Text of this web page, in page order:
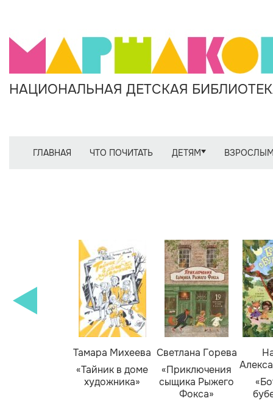
НАЦИОНАЛЬНАЯ ДЕТСКАЯ
ГЛАВНАЯ ЧТО ПОЧИТАТЬ ДЕТЯМ
Тамара Михеева
«Тайник в доме
художника»
Светлана Горева
«Приключения
сыщика Рыжего
Фокса»